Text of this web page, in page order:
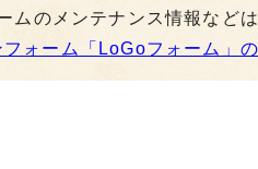
ムのメンテナンス情報など
フォーム「LoGoフォーム」